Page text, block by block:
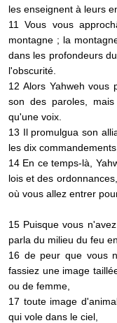
les enseignent à leurs
11 Vous vous
montagne ; la
dans les profondeurs du
l'obscurité.
12 Alors Yahweh
son des paroles,
qu'une voix.
13 Il promulgua son
les dix
14 En ce temps-là,
lois et des
où vous allez entrer
15 Puisque vous
parla du milieu du feu
16 de peur que vous
fassiez une image
ou de femme,
17 toute image
qui vole dans le ciel,